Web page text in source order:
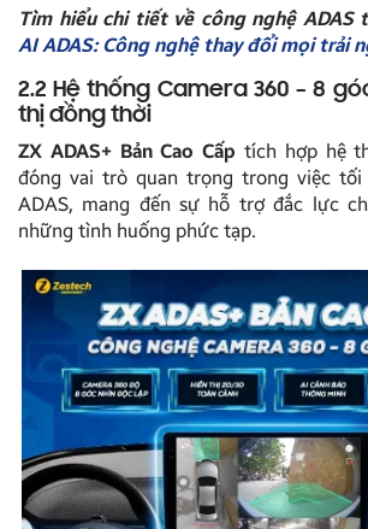
Tìm hiểu chi tiết về công nghệ ADAS
AI ADAS: Công nghệ thay đổi mọi trải
2.2 Hệ thống Camera 360 – 8
thị đồng thời
ZX ADAS+ Bản Cao Cấp tích hợp hệ
đóng vai trò quan trọng trong việc
ADAS, mang đến sự hỗ trợ đắc lực
những tình huống phức tạp.